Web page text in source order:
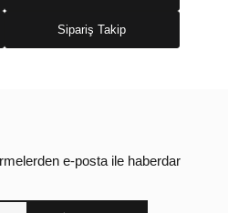
Sipariş Takip
e-posta ile haberdar